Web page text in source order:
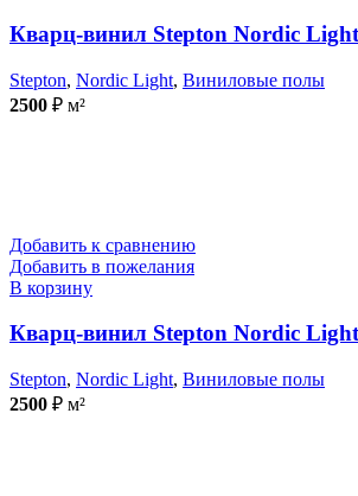
Кварц-винил Stepton Nordic
Stepton, Nordic Light, Виниловые полы
2500 ₽ м²
Добавить к сравнению
Добавить в пожелания
В корзину
Кварц-винил Stepton Nordic
Stepton, Nordic Light, Виниловые полы
2500 ₽ м²